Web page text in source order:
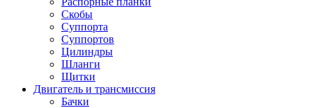
Скобы
Суппорта
Суппортов
Цилиндры
Шланги
Щитки
Двигатель и трансмиссия
Бачки